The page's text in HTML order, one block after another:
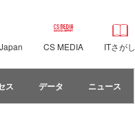
CS MEDIA ITさがし
ス データ ニュース